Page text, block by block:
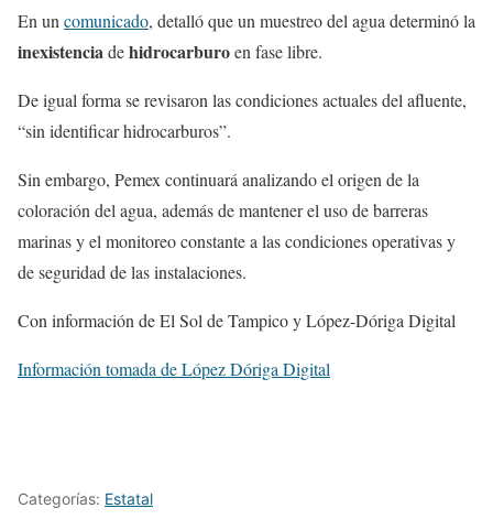
En uncomunicado, detalló que un muestreo del agua determinó la
inexistenciadehidrocarburoen fase libre.
De igual forma se revisaron las condiciones actuales del afluente,
“sin identificar hidrocarburos”.
Sin embargo, Pemex continuará analizando el origen de la
coloración del agua, además de mantener el uso de barreras
marinas y el monitoreo constante a las condiciones operativas y
de seguridad de las instalaciones.
Con información de El Sol de Tampico y López-Dóriga Digital
Información tomada de López Dóriga Digital
Categorías: Estatal